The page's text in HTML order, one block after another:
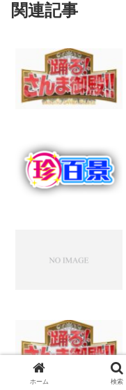
関連記事
ホーム 検索